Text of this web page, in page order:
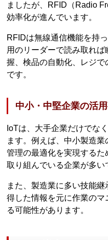
ましたが、RFID（Radio
効率化が進んでいます。
RFIDは無線通信機能を持
用のリーダーで読み取れ
握、検品の自動化、レジ
です。
中小・中堅企業の活
IoTは、大手企業だけでな
ます。例えば、中小製造
管理の最適化を実現する
取り組んでいる企業が多い
また、製造業に多い技能
得した情報を元に作業の
る可能性があります。